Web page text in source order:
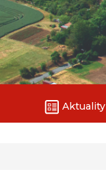
Aktuality